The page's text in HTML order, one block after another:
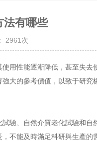
法有哪些
2961次
使用性能逐漸降低，甚至失去
強大的參考價值 ， 以致于研究
驗、自然介質老化試驗和自
不能及時滿足科研與生產的